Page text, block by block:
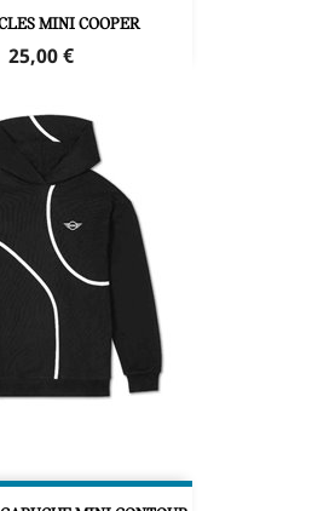
MINI COOPER
Prix
25,00 €